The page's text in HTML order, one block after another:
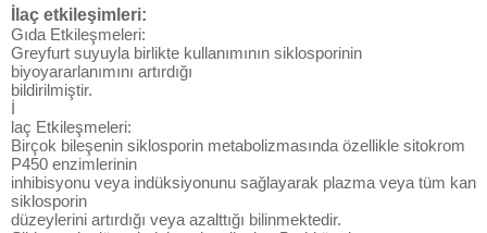
İlaç etkileşimleri:
Gıda Etkileşmeleri:
Greyfurt suyuyla birlikte kullanımının siklosporinin
biyoyararlanımını artırdığı
bildirilmiştir.
İ
laç Etkileşmeleri:
Birçok bileşenin siklosporin metabolizmasında özellikle sitokrom
P450 enzimlerinin
inhibisyonu veya indüksiyonunu sağlayarak plazma veya tüm kan
siklosporin
düzeylerini artırdığı veya azalttığı bilinmektedir.